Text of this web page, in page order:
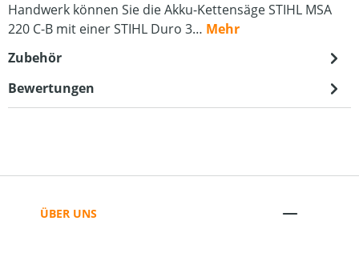
Handwerk können Sie die Akku-Kettensäge STIHL MSA
220 C-B mit einer STIHL Duro 3… Mehr
Zubehör
Bewertungen
ÜBER UNS